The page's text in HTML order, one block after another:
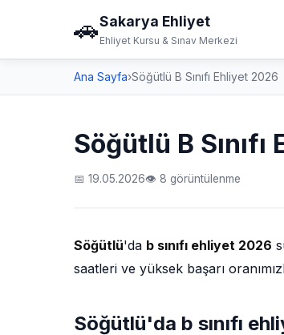
🚗Sakarya Ehliyet
Ehliyet Kursu & Sınav Merkezi
Ana Sayfa›Söğütlü B Sınıfı Ehliyet 2026
Söğütlü B
📅 19.05.2026👁 8 görüntülenme
Söğütlü'da b sınıfı ehliyet 2026
saatleri ve yüksek başarı
Söğütlü'da b sınıfı